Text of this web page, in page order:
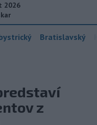
2026
Bratislavský
z